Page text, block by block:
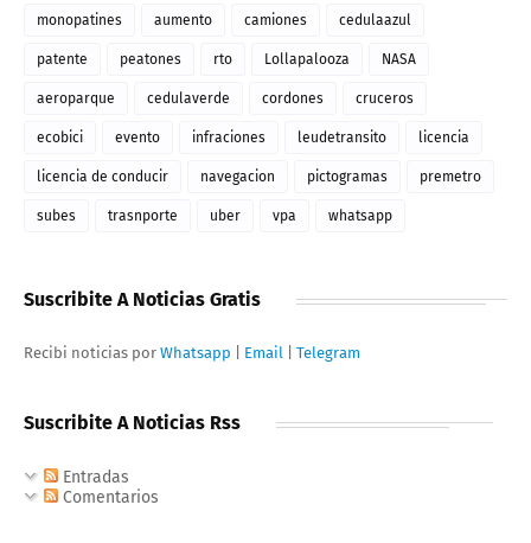
monopatines aumento camiones cedulaazul
patente peatones rto Lollapalooza NASA
aeroparque cedulaverde cordones cruceros
ecobici evento infraciones leudetransito licencia
licencia de conducir navegacion pictogramas premetro
subes trasnporte uber vpa whatsapp
Suscribite A Noticias Gratis
Recibi noticias por Whatsapp Email Telegram
Suscribite A Noticias Rss
Entradas
Comentarios